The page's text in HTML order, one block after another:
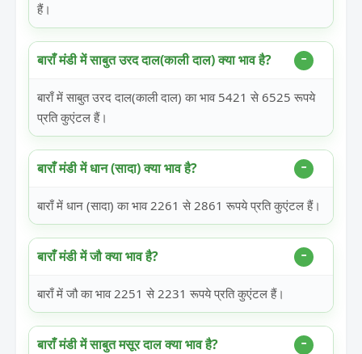
हैं।
बाराँ मंडी में साबुत उरद दाल(काली दाल) क्या भाव है?
बाराँ में साबुत उरद दाल(काली दाल) का भाव 5421 से 6525 रूपये
प्रति कुएंटल हैं।
बाराँ मंडी में धान (सादा) क्या भाव है?
बाराँ में धान (सादा) का भाव 2261 से 2861 रूपये प्रति कुएंटल हैं।
बाराँ मंडी में जौ क्या भाव है?
बाराँ में जौ का भाव 2251 से 2231 रूपये प्रति कुएंटल हैं।
बाराँ मंडी में साबुत मसूर दाल क्या भाव है?